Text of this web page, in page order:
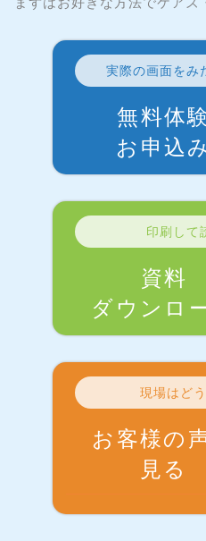
実際の画面をみ
無料体
お申込
印刷して
資料
ダウンロ
現場はど
お客様の
見る